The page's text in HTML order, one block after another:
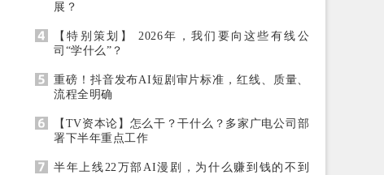
展？
【特别策划】 2026年，我们要向这些有线公
司“学什么”？
重磅！抖音发布AI短剧审片标准，红线、质量、
流程全明确
【TV资本论】怎么干？干什么？多家广电公司部
署下半年重点工作
半年上线22万部AI漫剧，为什么赚到钱的不到